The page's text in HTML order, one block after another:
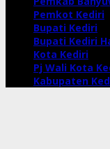
Pemkot Kediri
Bupati Kediri
Bupati Kediri
Kota Kediri
Pj Wali Kota
Kabupaten